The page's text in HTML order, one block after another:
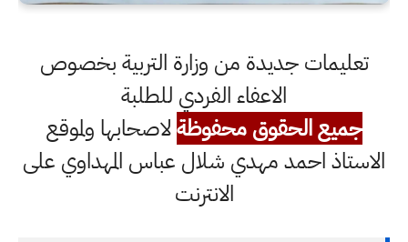
تعليمات جديدة من وزارة التربية بخصوص
الاعفاء الفردي للطلبة
جميع الحقوق محفوظةلاصحابها ولموقع
الاستاذ احمد مهدي شلال عباس المهداوي على
الانترنت